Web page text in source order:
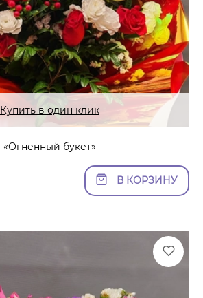
Купить в один клик
«Огненный букет»
В КОРЗИНУ